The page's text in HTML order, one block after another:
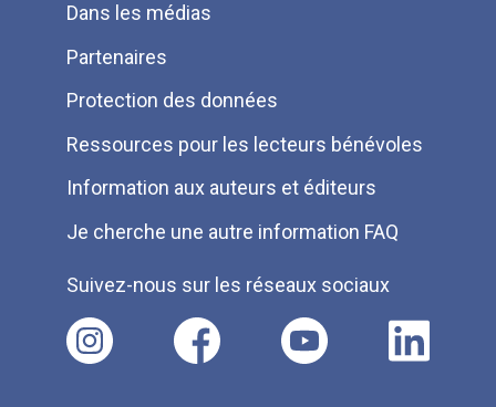
Dans les médias
Partenaires
Protection des données
Ressources pour les lecteurs bénévoles
Information aux auteurs et éditeurs
Je cherche une autre information FAQ
Suivez-nous sur les réseaux sociaux